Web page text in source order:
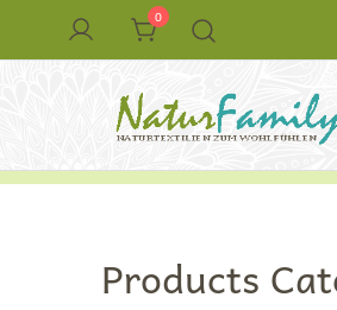
0
NaturFamily Shop
Naturkleidung aus Wolle
Products